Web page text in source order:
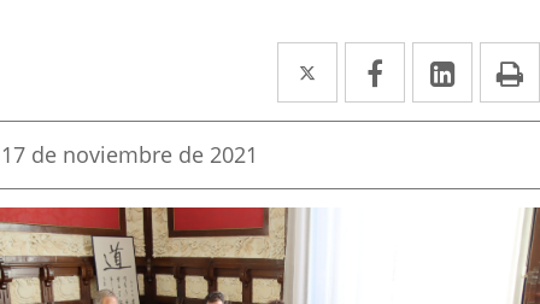
Twitter
Enlace
a
aplicación
Facebook
Enlace
a
aplicación
Enlace
a
Fecha
la
noticia
17 de noviembre de 2021